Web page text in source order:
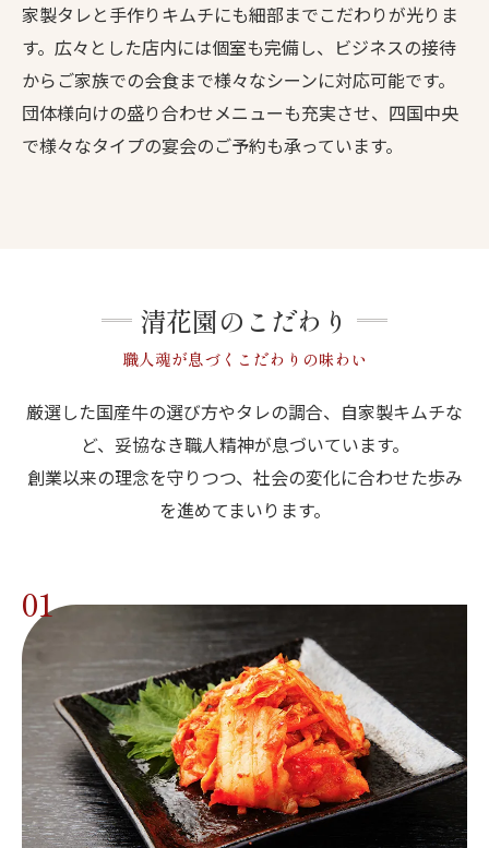
家製タレと手作りキムチにも細部までこだわりが光りま
す。広々とした店内には個室も完備し、ビジネスの接待
からご家族での会食まで様々なシーンに対応可能です。
団体様向けの盛り合わせメニューも充実させ、四国中央
で様々なタイプの宴会のご予約も承っています。
職人魂が息づくこだわりの味わい
清花園のこだわり
厳選した国産牛の選び方やタレの調合、自家製キムチな
ど、妥協なき職人精神が息づいています。
創業以来の理念を守りつつ、社会の変化に合わせた歩み
を進めてまいります。
01